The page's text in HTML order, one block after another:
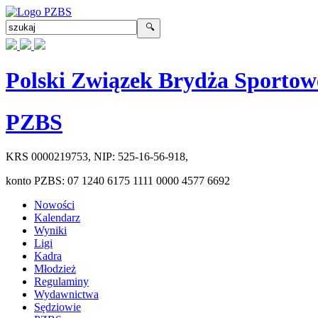
Polski Związek Brydża
PZBS
KRS 0000219753, NIP: 525-16-56-918,
konto PZBS: 07 1240 6175 1111 0000 4577 6692
Nowości
Kalendarz
Wyniki
Ligi
Kadra
Młodzież
Regulaminy
Wydawnictwa
Sędziowie